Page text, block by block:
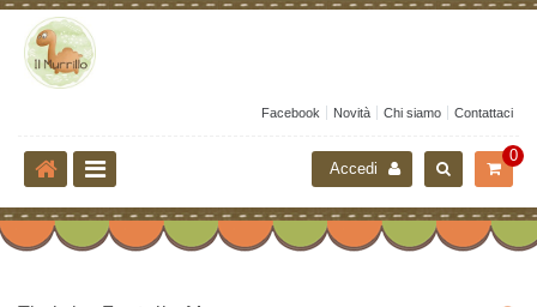
Facebook Novità Chi siamo Contattaci
0
Accedi